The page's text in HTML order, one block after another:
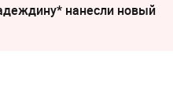
нанесли новый